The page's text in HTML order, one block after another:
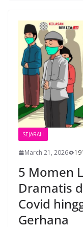
SEJARAH
March 21, 2026
5 Momen
Dramatis
Covid
Gerhana